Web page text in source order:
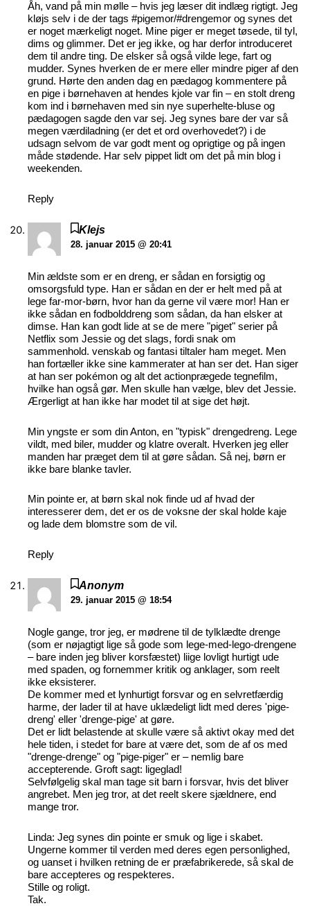
Åh, vand på min mølle – hvis jeg læser dit indlæg rigtigt. Jeg
kløjs selv i de der tags #pigemor/#drengemor og synes det
er noget mærkeligt noget. Mine piger er meget tøsede, til tyl,
dims og glimmer. Det er jeg ikke, og har derfor introduceret
dem til andre ting. De elsker så også vilde lege, fart og
mudder. Synes hverken de er mere eller mindre piger af den
grund. Hørte den anden dag en pædagog kommentere på
en pige i børnehaven at hendes kjole var fin – en stolt dreng
kom ind i børnehaven med sin nye superhelte-bluse og
pædagogen sagde den var sej. Jeg synes bare der var så
megen værdiladning (er det et ord overhovedet?) i de
udsagn selvom de var godt ment og oprigtige og på ingen
måde stødende. Har selv pippet lidt om det på min blog i
weekenden.
Reply
Klejs
28. januar 2015 @ 20:41
Min ældste som er en dreng, er sådan en forsigtig og
omsorgsfuld type. Han er sådan en der er helt med på at
lege far-mor-børn, hvor han da gerne vil være mor! Han er
ikke sådan en fodbolddreng som sådan, da han elsker at
dimse. Han kan godt lide at se de mere "piget" serier på
Netflix som Jessie og det slags, fordi snak om
sammenhold. venskab og fantasi tiltaler ham meget. Men
han fortæller ikke sine kammerater at han ser det. Han siger
at han ser pokémon og alt det actionprægede tegnefilm,
hvilke han også gør. Men skulle han vælge, blev det Jessie.
Ærgerligt at han ikke har modet til at sige det højt.
Min yngste er som din Anton, en "typisk" drengedreng. Lege
vildt, med biler, mudder og klatre overalt. Hverken jeg eller
manden har præget dem til at gøre sådan. Så nej, børn er
ikke bare blanke tavler.
Min pointe er, at børn skal nok finde ud af hvad der
interesserer dem, det er os de voksne der skal holde kaje
og lade dem blomstre som de vil.
Reply
Anonym
29. januar 2015 @ 18:54
Nogle gange, tror jeg, er mødrene til de tylklædte drenge
(som er nøjagtigt lige så gode som lege-med-lego-drengene
– bare inden jeg bliver korsfæstet) liige lovligt hurtigt ude
med spaden, og fornemmer kritik og anklager, som reelt
ikke eksisterer.
De kommer med et lynhurtigt forsvar og en selvretfærdig
harme, der lader til at have uklædeligt lidt med deres 'pige-
dreng' eller 'drenge-pige' at gøre.
Det er lidt belastende at skulle være så aktivt okay med det
hele tiden, i stedet for bare at være det, som de af os med
"drenge-drenge" og "pige-piger" er – nemlig bare
accepterende. Groft sagt: ligeglad!
Selvfølgelig skal man tage sit barn i forsvar, hvis det bliver
angrebet. Men jeg tror, at det reelt skere sjældnere, end
mange tror.
Linda: Jeg synes din pointe er smuk og lige i skabet.
Ungerne kommer til verden med deres egen personlighed,
og uanset i hvilken retning de er præfabrikerede, så skal de
bare accepteres og respekteres.
Stille og roligt.
Tak.